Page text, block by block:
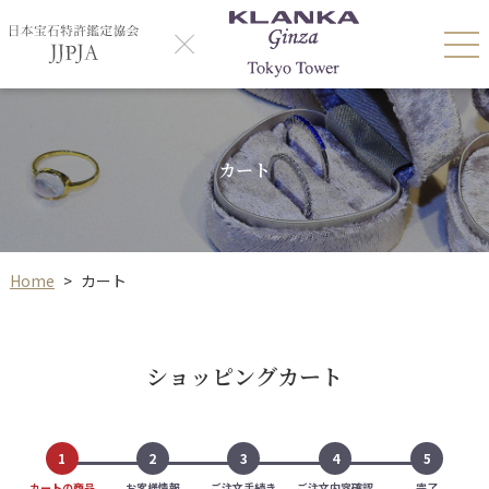
カート
Home > カート
ショッピングカート
1 2 3 4 5